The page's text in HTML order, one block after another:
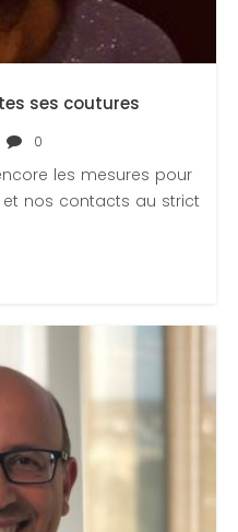
ses coutures
0
les mesures pour
nos contacts au strict